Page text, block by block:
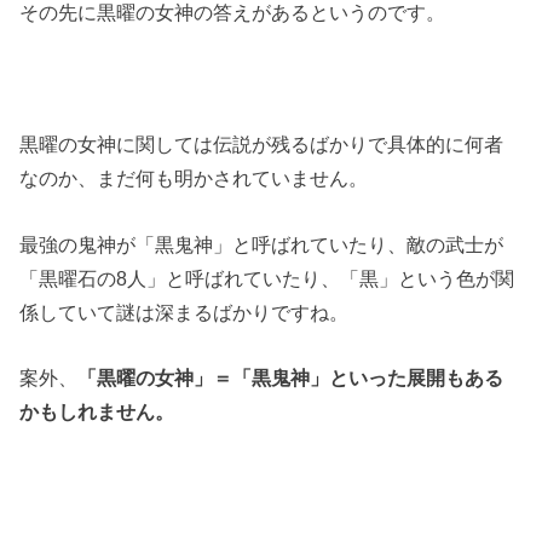
その先に黒曜の女神の答えがあるというのです。
黒曜の女神に関しては伝説が残るばかりで具体的に何者
なのか、まだ何も明かされていません。
最強の鬼神が「黒鬼神」と呼ばれていたり、敵の武士が
「黒曜石の8人」と呼ばれていたり、「黒」という色が関
係していて謎は深まるばかりですね。
案外、
「黒曜の女神」＝「黒鬼神」といった展開もある
かもしれません。